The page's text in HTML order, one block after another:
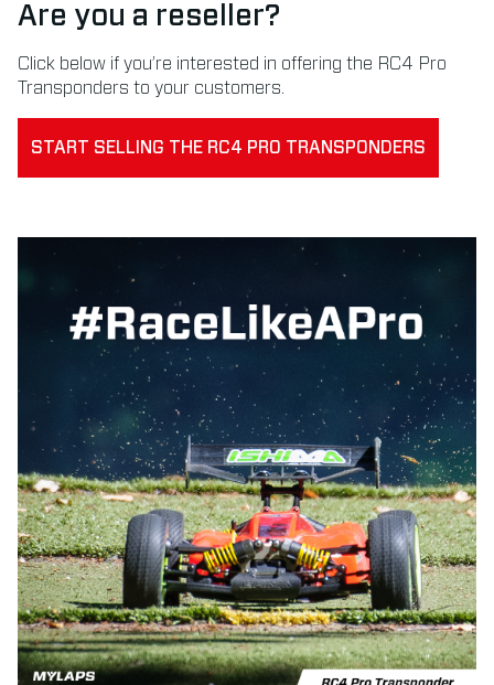
Are you a reseller?
Click below if you’re interested in offering the RC4 Pro
Transponders to your customers.
START SELLING THE RC4 PRO TRANSPONDERS